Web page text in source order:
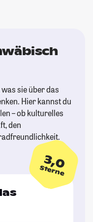
sie über das
Hier kannst du
– ob kulturelles
den
3,0
Sterne